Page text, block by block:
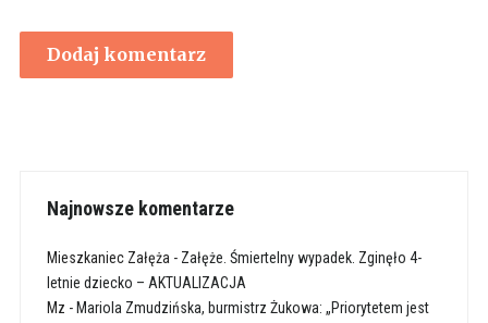
Najnowsze komentarze
Mieszkaniec Załęża- Załęże. Śmiertelny wypadek. Zginęło 4-
letnie dziecko – AKTUALIZACJA
Mz - Mariola Zmudzińska, burmistrz Żukowa: „Priorytetem jest